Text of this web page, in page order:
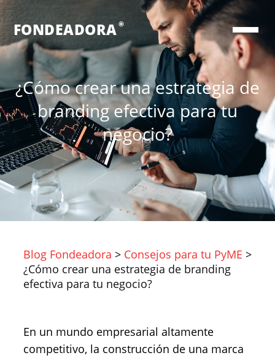
FONDEADORA ®
¿Cómo crear una estrategia de
branding efectiva para tu
negocio?
Blog Fondeadora > Consejos para tu PyME >
¿Cómo crear una estrategia de branding
efectiva para tu negocio?
En un mundo empresarial altamente
competitivo, la construcción de una marca